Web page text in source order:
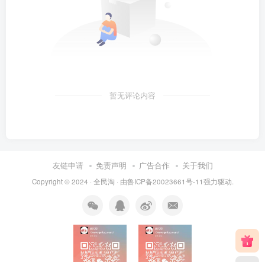
暂无评论内容
友链申请 免责声明 广告合作 关于我们
Copyright © 2024 · 全民淘 · 由鲁ICP备20023661号-11强力驱动.